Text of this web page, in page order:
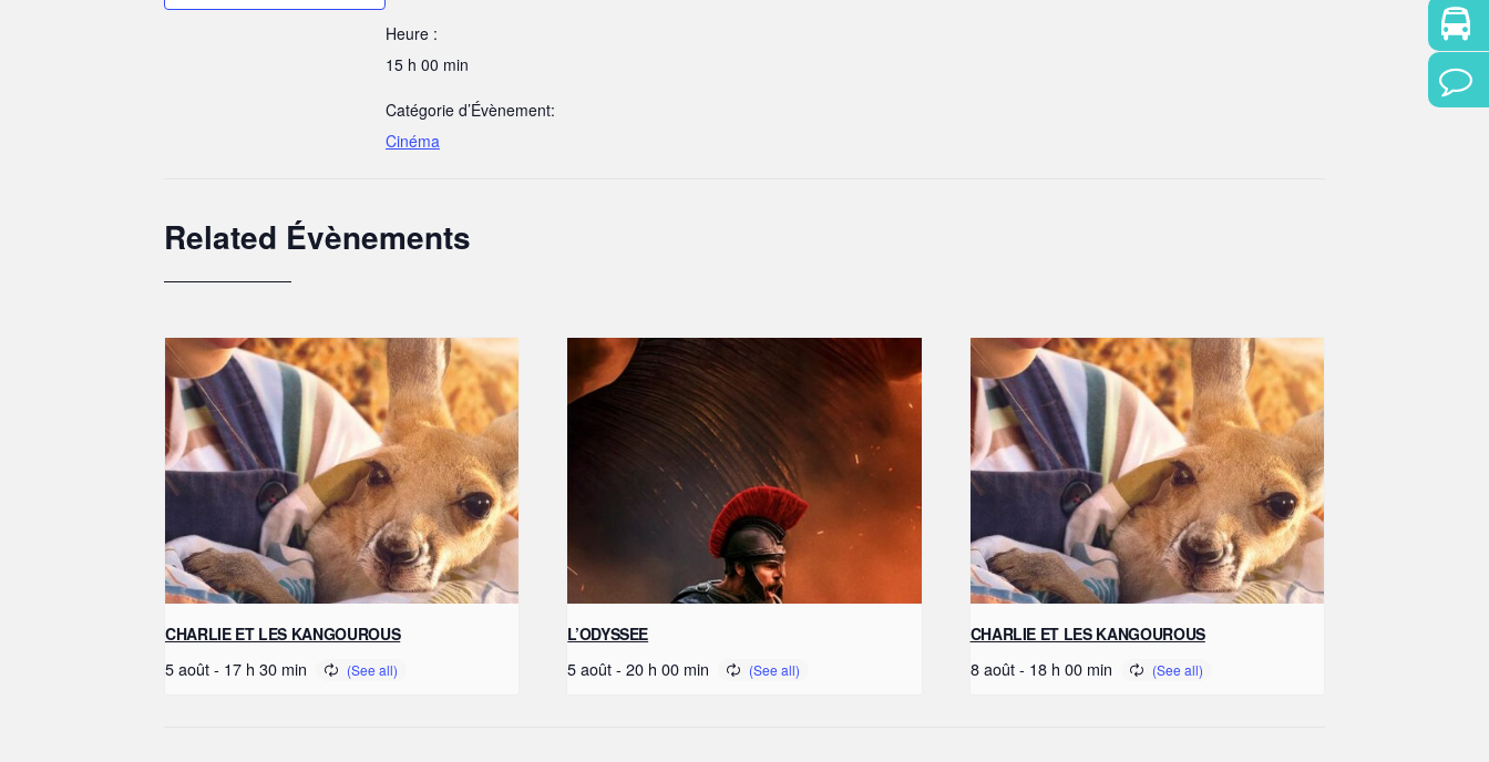
Heure :
15 h 00 min
Catégorie d’Évènement:
Cinéma
Related Évènements
CHARLIE ET LES KANGOUROUS
5 août - 17 h 30 min
L’ODYSSEE
5 août - 20 h 00 min
CHARLIE ET LES KANGOUROUS
8 août - 18 h 00 min